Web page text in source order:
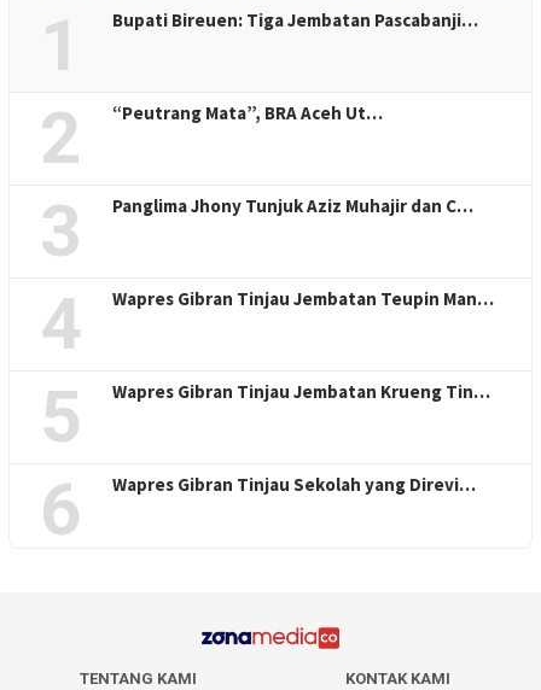
1 Bupati Bireuen: Tiga Jembatan Pascabanji…
2 “Peutrang Mata”, BRA Aceh Ut…
3 Panglima Jhony Tunjuk Aziz Muhajir dan C…
4 Wapres Gibran Tinjau Jembatan Teupin Man…
5 Wapres Gibran Tinjau Jembatan Krueng Tin…
6 Wapres Gibran Tinjau Sekolah yang Direvi…
TENTANG KAMI KONTAK KAMI